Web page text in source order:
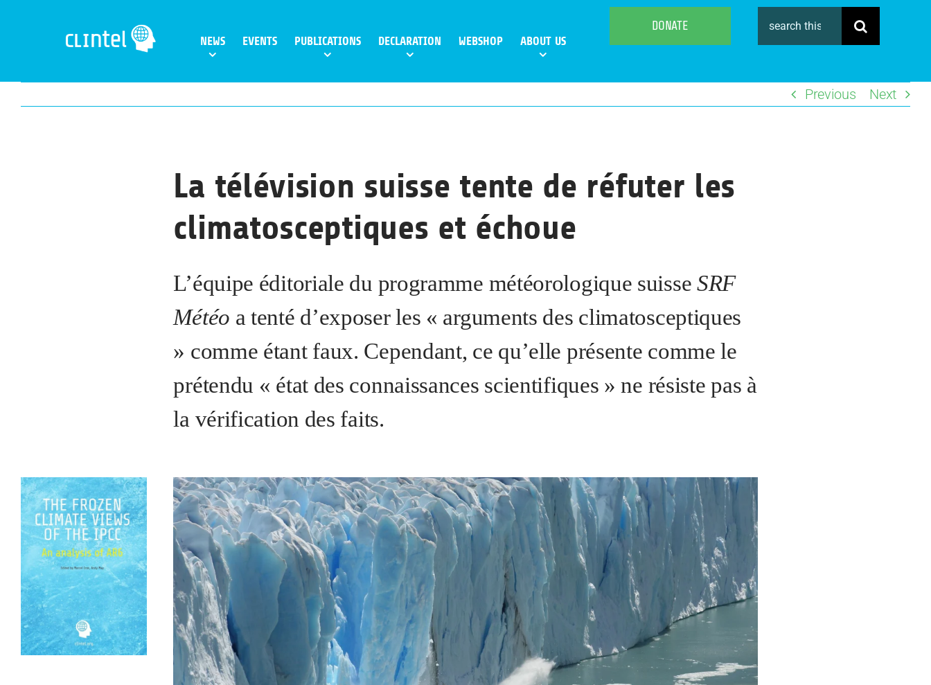
NEWS EVENTS PUBLICATIONS DECLARATION WEBSHOP ABOUT US
DONATE
Search
for:
Previous Next
La télévision suisse tente de réfuter les
climatosceptiques et échoue
L’équipe éditoriale du programme météorologique suisse SRF
Météo a tenté d’exposer les « arguments des climatosceptiques
» comme étant faux. Cependant, ce qu’elle présente comme le
prétendu « état des connaissances scientifiques » ne résiste pas à
la vérification des faits.